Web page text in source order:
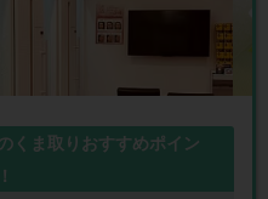
くま取りおすすめポイン